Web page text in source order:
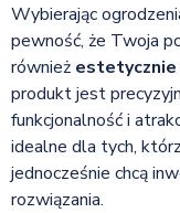
Wybierając
pewność, że Twoja
również estetycznie
produkt jest
funkcjonalność i
idealne dla tych,
jednocześnie chcą
rozwiązania.